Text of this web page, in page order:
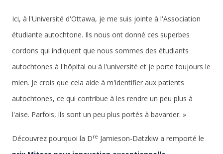
Ici, à l'Université d'Ottawa, je me suis jointe à l'Association
étudiante autochtone. Ils nous ont donné ces superbes
cordons qui indiquent que nous sommes des étudiants
autochtones à l'hôpital ou à l'université et je porte toujours le
mien. Je crois que cela aide à m'identifier aux patients
autochtones, ce qui contribue à les rendre un peu plus à
l'aise. Parfois, ils sont un peu plus portés à bavarder. »
Découvrez pourquoi la Dre Jamieson-Datzkiw a remporté le